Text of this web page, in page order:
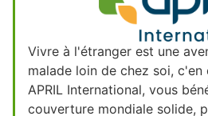
Vivre à l'étranger est une
malade loin de chez soi, c'en
APRIL International, vous
couverture mondiale solide,